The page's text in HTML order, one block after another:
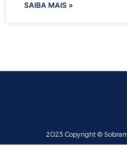
SAIBA MAIS »
2023 Copyright ©